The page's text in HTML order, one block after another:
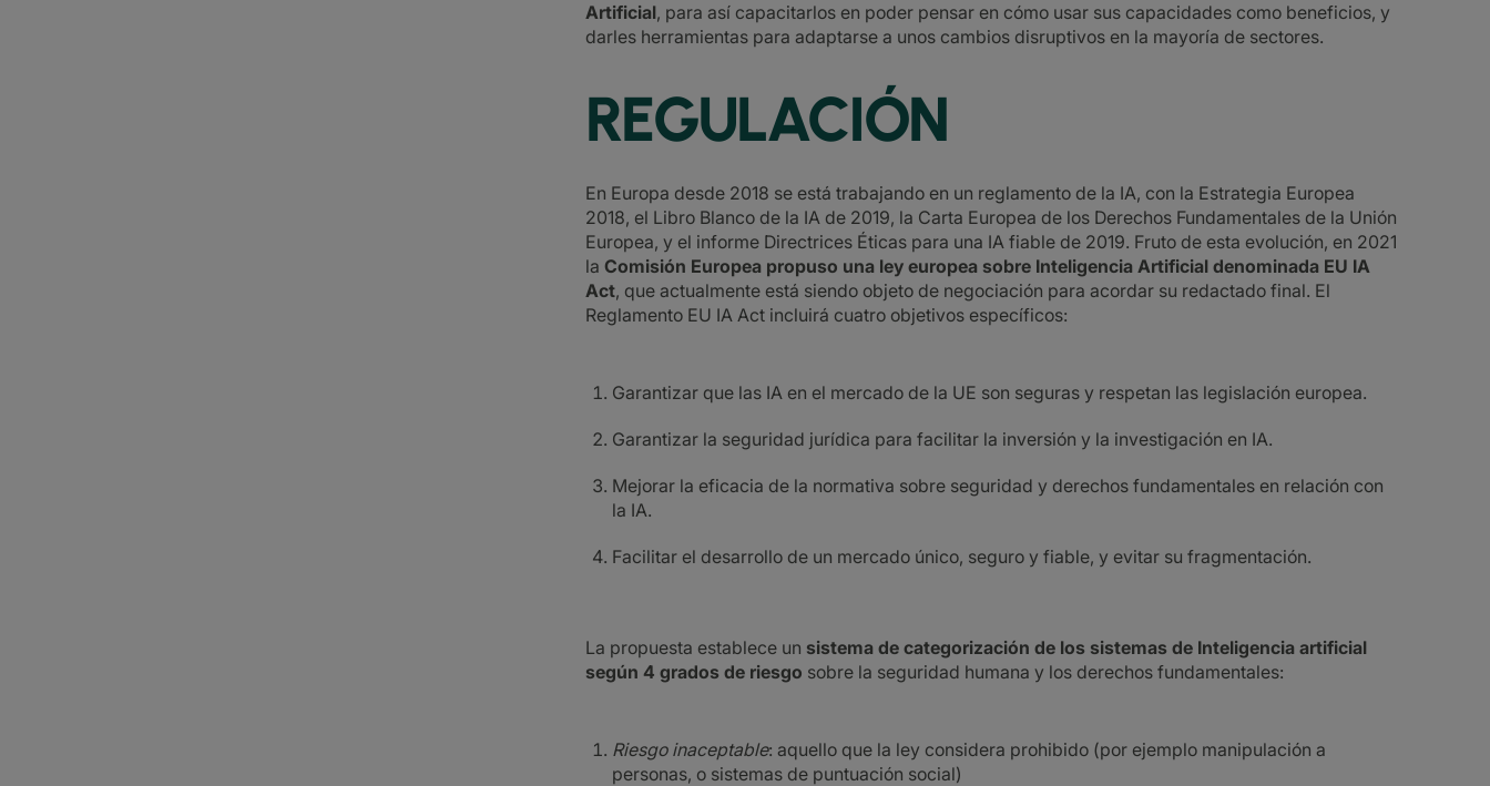
Artificial, para así capacitarlos en poder pensar en cómo usar sus capacidades como beneficios, y
darles herramientas para adaptarse a unos cambios disruptivos en la mayoría de sectores.
REGULACIÓN
En Europa desde 2018 se está trabajando en un reglamento de la IA, con la Estrategia Europea
2018, el Libro Blanco de la IA de 2019, la Carta Europea de los Derechos Fundamentales de la Unión
Europea, y el informe Directrices Éticas para una IA fiable de 2019. Fruto de esta evolución, en 2021
la Comisión Europea propuso una ley europea sobre Inteligencia Artificial denominada EU IA
Act, que actualmente está siendo objeto de negociación para acordar su redactado final. El
Reglamento EU IA Act incluirá cuatro objetivos específicos:
Garantizar que las IA en el mercado de la UE son seguras y respetan las legislación europea.
Garantizar la seguridad jurídica para facilitar la inversión y la investigación en IA.
Mejorar la eficacia de la normativa sobre seguridad y derechos fundamentales en relación con
la IA.
Facilitar el desarrollo de un mercado único, seguro y fiable, y evitar su fragmentación.
La propuesta establece un sistema de categorización de los sistemas de Inteligencia artificial
según 4 grados de riesgo sobre la seguridad humana y los derechos fundamentales:
Riesgo inaceptable: aquello que la ley considera prohibido (por ejemplo manipulación a
personas, o sistemas de puntuación social)